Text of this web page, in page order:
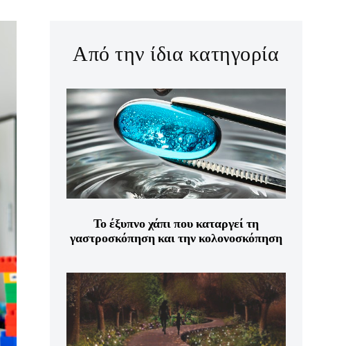
Από την ίδια κατηγορία
Το έξυπνο χάπι που καταργεί τη
γαστροσκόπηση και την κολονοσκόπηση